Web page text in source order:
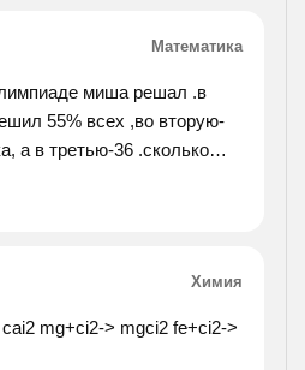
Математика
миша решал .в
55% всех ,во вторую-
а в третью-36 .сколько
Химия
mg+ci2-> mgci2 fe+ci2->